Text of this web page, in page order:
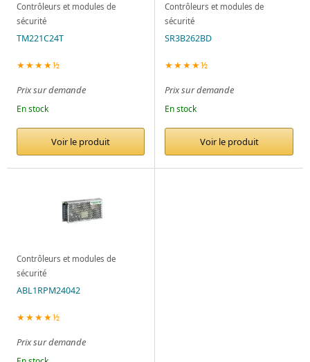
Contrôleurs et modules de
sécurité
TM221C24T
★★★★½
Prix sur demande
En stock
Voir le produit
Contrôleurs et modules de
sécurité
SR3B262BD
★★★★½
Prix sur demande
En stock
Voir le produit
Contrôleurs et modules de
sécurité
ABL1RPM24042
★★★★½
Prix sur demande